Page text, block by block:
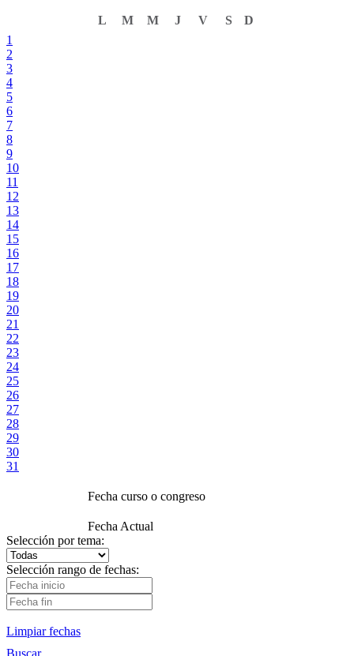
L M M J V S
D
1
2
3
4
5
6
7
8
9
10
11
12
13
14
15
16
17
18
19
20
21
22
23
24
25
26
27
28
29
30
31
Fecha curso o congreso
Fecha Actual
Selección por tema:
Selección rango de fechas:
Limpiar fechas